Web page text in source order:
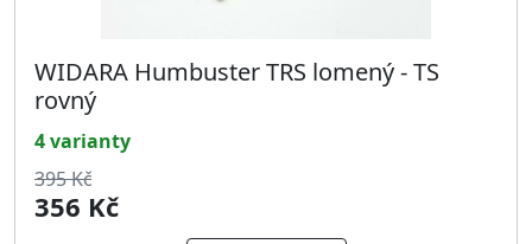
WIDARA Humbuster TRS lomený - TS
rovný
4 varianty
395 Kč
356 Kč